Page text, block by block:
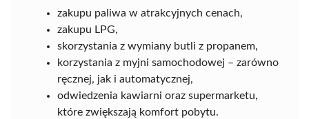
zakupu paliwa w atrakcyjnych cenach,
zakupu LPG,
skorzystania z wymiany butli z propanem,
korzystania z myjni samochodowej – zarówno
ręcznej, jak i automatycznej,
odwiedzenia kawiarni oraz supermarketu,
które zwiększają komfort pobytu.